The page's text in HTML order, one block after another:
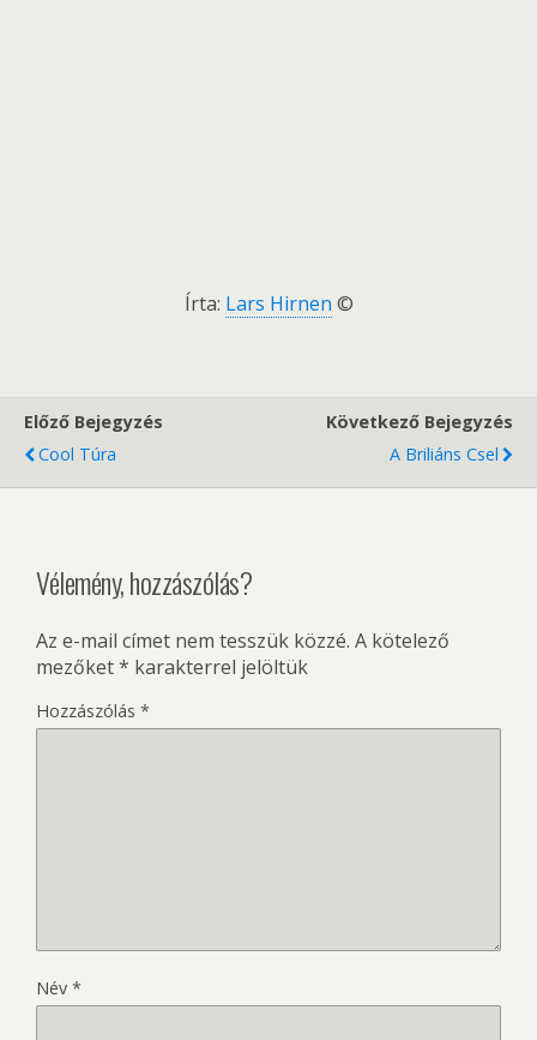
Írta: Lars Hirnen ©
Előző Bejegyzés
Cool Túra
Következő Bejegyzés
A Briliáns Csel
Vélemény, hozzászólás?
Az e-mail címet nem tesszük közzé. A kötelező
mezőket* karakterrel jelöltük
Hozzászólás *
Név *